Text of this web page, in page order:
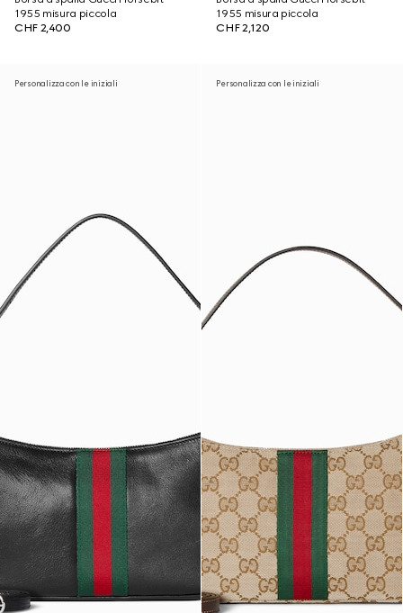
1955 misura piccola
CHF 2,400
1955 misura piccola
CHF 2,120
Personalizza con le iniziali Personalizza con le iniziali